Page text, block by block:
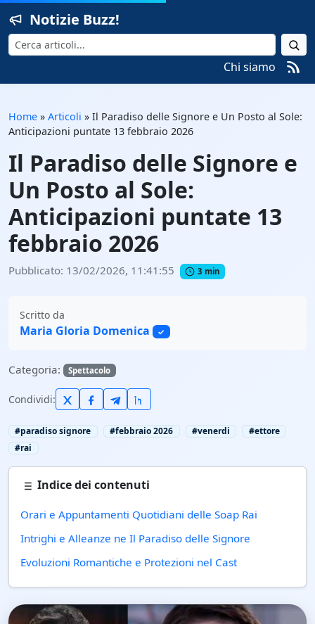
Notizie Buzz!
Cerca
Chi siamo
Home » Articoli » Il Paradiso delle Signore e Un Posto al Sole:
Anticipazioni puntate 13 febbraio 2026
Il Paradiso delle Signore e
Un Posto al Sole:
Anticipazioni puntate 13
febbraio 2026
Pubblicato: 13/02/2026, 11:41:55 3 min
Scritto da
Maria Gloria Domenica ✓
Categoria: Spettacolo
Condividi:
#paradiso signore #febbraio 2026 #venerdi
#ettore
#rai
Indice dei contenuti
Orari e Appuntamenti Quotidiani delle Soap Rai
Intrighi e Alleanze ne Il Paradiso delle Signore
Evoluzioni Romantiche e Protezioni nel Cast